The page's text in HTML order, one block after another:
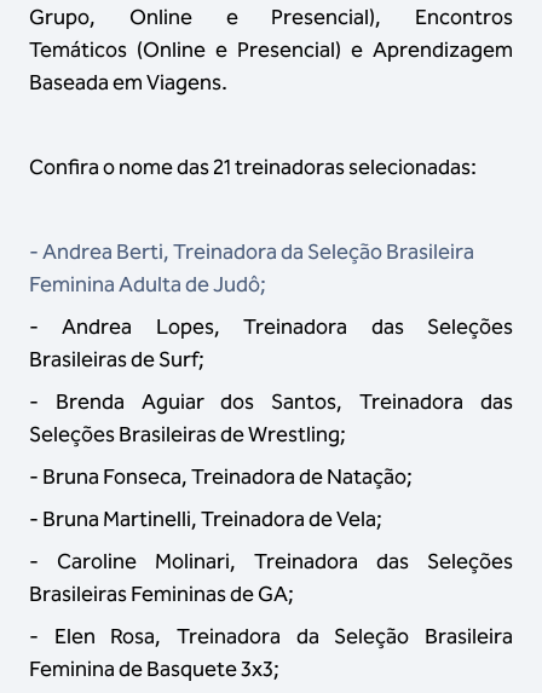
Grupo, Online e Presencial), Encontros
Temáticos (Online e Presencial) e Aprendizagem
Baseada em Viagens.
Confira o nome das 21 treinadoras selecionadas:
- Andrea Berti, Treinadora da Seleção Brasileira
Feminina Adulta de Judô;
- Andrea Lopes, Treinadora das Seleções
Brasileiras de Surf;
- Brenda Aguiar dos Santos, Treinadora das
Seleções Brasileiras de Wrestling;
- Bruna Fonseca, Treinadora de Natação;
- Bruna Martinelli, Treinadora de Vela;
- Caroline Molinari, Treinadora das Seleções
Brasileiras Femininas de GA;
- Elen Rosa, Treinadora da Seleção Brasileira
Feminina de Basquete 3x3;